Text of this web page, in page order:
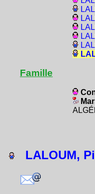
Famille
LALOUM,